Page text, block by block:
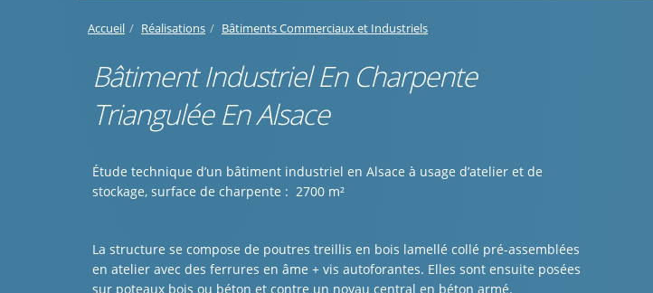
Accueil Réalisations Bâtiments Commerciaux et Industriels
Bâtiment Industriel En Charpente
Triangulée En Alsace
Étude technique d’un bâtiment industriel en Alsace à usage d’atelier et de
stockage, surface de charpente : 2700 m²
La structure se compose de poutres treillis en bois lamellé collé pré-assemblées
en atelier avec des ferrures en âme + vis autoforantes. Elles sont ensuite posées
sur poteaux bois ou béton et contre un noyau central en béton armé.